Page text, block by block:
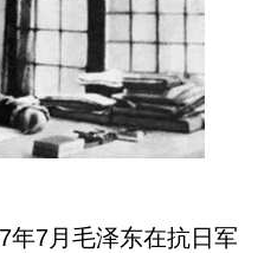
年7月毛泽东在抗日军